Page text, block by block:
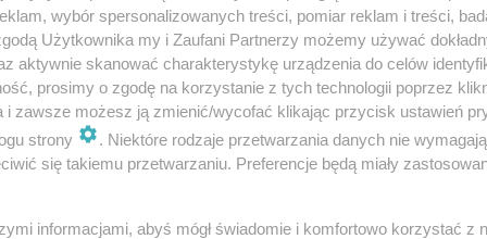
edycji loterii i rozliczeń w Lublinie. Jak dodaje
w różnych formach. Mieszkańcy mogą mieszkać,
korzystają z komunikacji miejskiej, kultury, sportu i z
wybór spersonalizowanych treści, pomiar reklam i treści,
Użytkownika my i Zaufani Partnerzy możemy używać
aktywnie skanować charakterystykę urządzenia do celów
prosimy o zgodę na korzystanie z tych technologii poprzez
i zawsze możesz ją zmienić/wycofać klikając przycisk ustawień
strony
. Niektóre rodzaje przetwarzania danych nie
się takiemu przetwarzaniu. Preferencje będą miały
informacjami, abyś mógł świadomie i komfortowo korzystać z